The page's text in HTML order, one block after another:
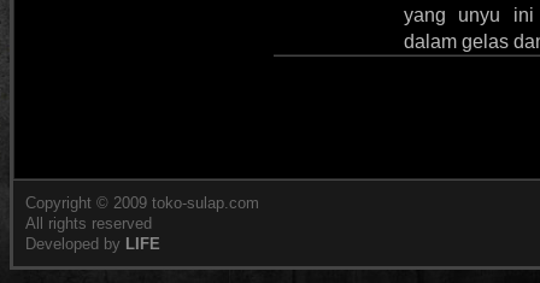
yang unyu ini
dalam gelas
Copyright © 2009 toko-sulap.com
All rights reserved
Developed by LIFE